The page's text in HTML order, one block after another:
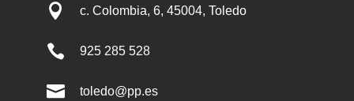
 c. Colombia, 6, 45004, Toledo
 925 285 528
 toledo@pp.es